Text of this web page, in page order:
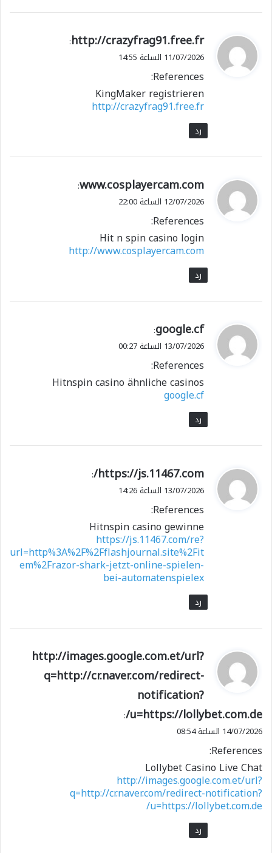
ي
ق
ل
http://crazyfrag91.free.fr
:
11/07/2026 الساعة 14:55
References:
KingMaker registrieren
http://crazyfrag91.free.fr
رد
ي
ق
ل
www.cosplayercam.com
:
12/07/2026 الساعة 22:00
References:
Hit n spin casino login
http://www.cosplayercam.com
رد
ي
ق
ل
google.cf
:
13/07/2026 الساعة 00:27
References:
Hitnspin casino ähnliche casinos
google.cf
رد
ي
ق
ل
https://js.11467.com/
:
13/07/2026 الساعة 14:26
References:
Hitnspin casino gewinne
https://js.11467.com/re?
url=http%3A%2F%2Fflashjournal.site%2Fit
em%2Frazor-shark-jetzt-online-spielen-
bei-automatenspielex
رد
ي
و
ل
http://images.google.com.et/url?
q=http://cr.naver.com/redirect-
notification?
u=https://lollybet.com.de/
:
14/07/2026 الساعة 08:54
References:
Lollybet Casino Live Chat
http://images.google.com.et/url?
q=http://cr.naver.com/redirect-notification?
u=https://lollybet.com.de/
رد